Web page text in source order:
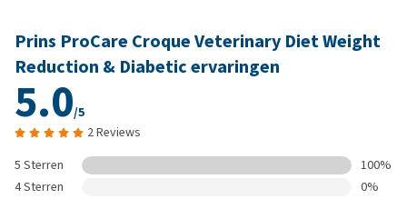
Prins ProCare Croque Veterinary Diet Weight
Reduction & Diabetic ervaringen
5.0/5
2 Reviews
5 Sterren
100%
4 Sterren
0%